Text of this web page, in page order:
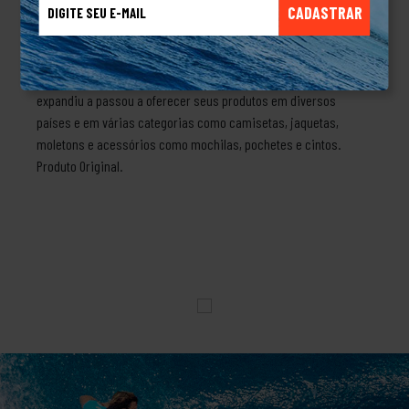
CADASTRAR
boinas e toucas. Com o tempo se modernizaram e passaram a
fazer bonés para a liga de beisebol americana (MBL) que logo
foram oferecidos para venda aos torcedores, que fez com que a
marca crescesse muito. Com a globalização a New Era se
expandiu a passou a oferecer seus produtos em diversos
países e em várias categorias como camisetas, jaquetas,
moletons e acessórios como mochilas, pochetes e cintos.
Produto Original.